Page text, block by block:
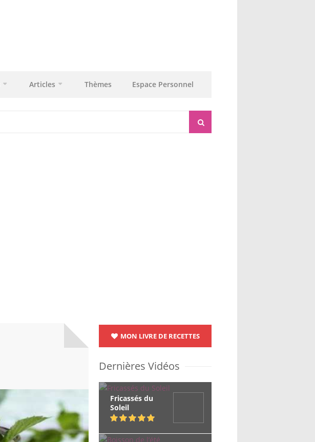
Articles Thèmes Espace Personnel
MON LIVRE DE RECETTES
Dernières Vidéos
Fricassés du
Soleil